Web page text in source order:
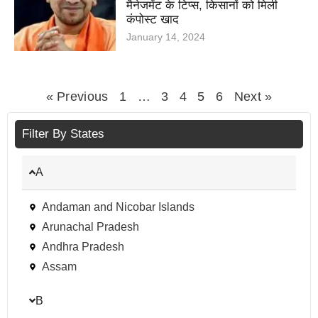
मैनेजमेंट के टिप्स, किसानों को मिली
कंपोस्ट खाद
January 14, 2024
« Previous 1 … 3 4 5 6 Next »
Filter By States
A
Andaman and Nicobar Islands
Arunachal Pradesh
Andhra Pradesh
Assam
B